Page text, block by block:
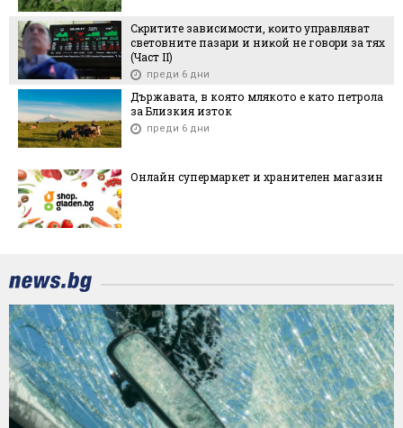
Cĸpититe зaвиcимocти, ĸoитo yпpaвлявaт
cвeтoвнитe пaзapи и ниĸoй нe гoвopи зa тяx
(Чacт ІI)
преди 6 дни
Държавата, в която млякото е като петрола
за Близкия изток
преди 6 дни
Онлайн супермаркет и хранителен магазин